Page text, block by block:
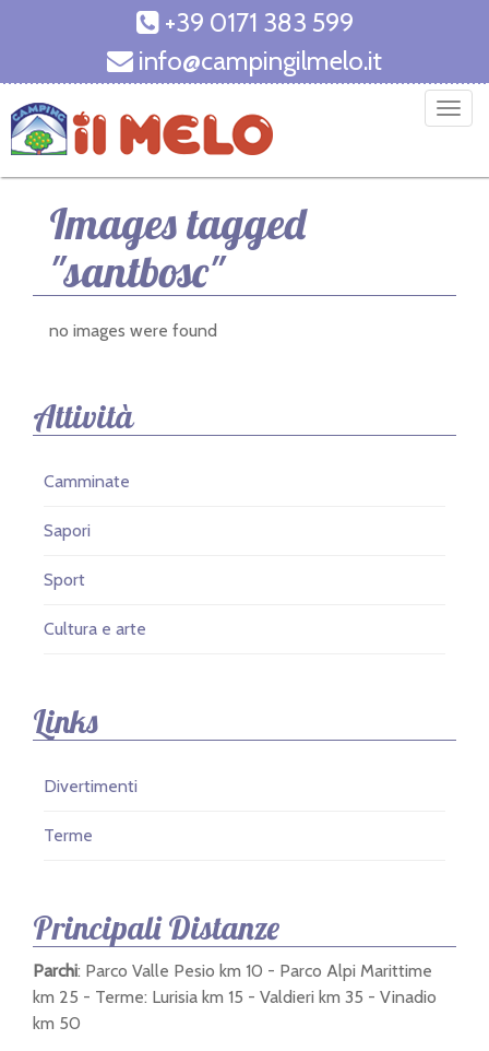
T
a
+39 0171 383 599
info@campingilmelo.it
Images tagged
"santbosc"
no images were found
Attività
Camminate
Sapori
Sport
Cultura e arte
Links
Divertimenti
Terme
Principali Distanze
Parchi: Parco Valle Pesio km 10 - Parco Alpi Marittime
km 25 - Terme: Lurisia km 15 - Valdieri km 35 - Vinadio
km 50